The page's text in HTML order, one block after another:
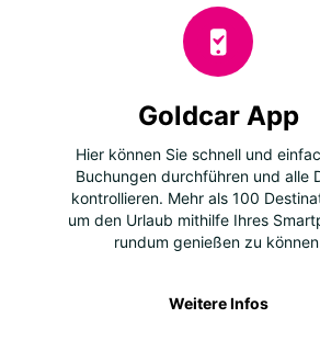
Goldcar App
Hier können Sie schnell und
Buchungen durchführen und alle
kontrollieren. Mehr als 100
um den Urlaub mithilfe Ihres
rundum genießen zu
Weitere Infos